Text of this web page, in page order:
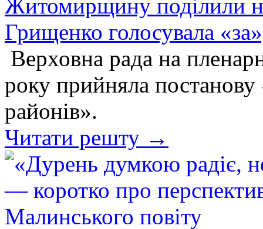
Житомирщину поділили
Грищенко голосувала
Верховна рада на
року прийняла постанову
районів».
Читати решту →